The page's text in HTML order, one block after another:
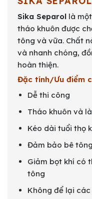
Sika Separol là
tháo khuôn được
tông và vữa. Chất
và nhanh chóng,
hoàn thiện.
Đặc tính/Ưu điểm
Dễ thi công
Tháo khuôn và
Kéo dài tuổi thọ
Đảm bảo bê
Giảm bọt khí có
tông
Không để lại